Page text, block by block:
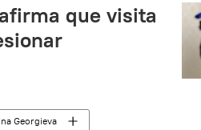
que visita
Georgieva